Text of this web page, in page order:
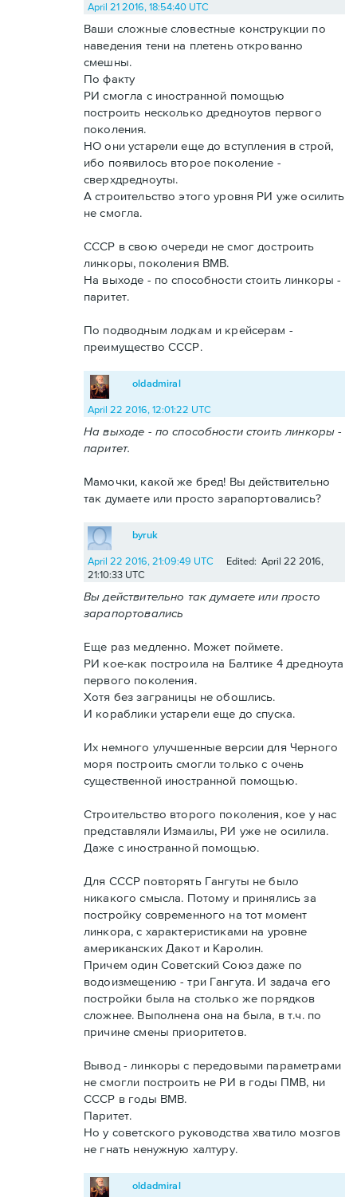
April 21 2016, 18:54:40 UTC
Ваши сложные словестные конструкции по
наведения тени на плетень открованно
смешны.
По факту
РИ смогла с иностранной помощью
построить несколько дредноутов первого
поколения.
НО они устарели еще до вступления в строй,
ибо появилось второе поколение -
сверхдредноуты.
А строительство этого уровня РИ уже осилить
не смогла.
СССР в свою очереди не смог достроить
линкоры, поколения ВМВ.
На выходе - по способности стоить линкоры -
паритет.
По подводным лодкам и крейсерам -
преимущество СССР.
oldadmiral
April 22 2016, 12:01:22 UTC
На выходе - по способности стоить линкоры -
паритет.
Мамочки, какой же бред! Вы действительно
так думаете или просто зарапортовались?
byruk
April 22 2016, 21:09:49 UTC
Edited: April 22 2016,
21:10:33 UTC
Вы действительно так думаете или просто
зарапортовались
Еще раз медленно. Может поймете.
РИ кое-как построила на Балтике 4 дредноута
первого поколения.
Хотя без заграницы не обошлись.
И кораблики устарели еще до спуска.
Их немного улучшенные версии для Черного
моря построить смогли только с очень
существенной иностранной помощью.
Строительство второго поколения, кое у нас
представляли Измаилы, РИ уже не осилила.
Даже с иностранной помощью.
Для СССР повторять Гангуты не было
никакого смысла. Потому и принялись за
постройку современного на тот момент
линкора, с характеристиками на уровне
американских Дакот и Каролин.
Причем один Советский Союз даже по
водоизмещению - три Гангута. И задача его
постройки была на столько же порядков
сложнее. Выполнена она на была, в т.ч. по
причине смены приоритетов.
Вывод - линкоры с передовыми параметрами
не смогли построить не РИ в годы ПМВ, ни
СССР в годы ВМВ.
Паритет.
Но у советского руководства хватило мозгов
не гнать ненужную халтуру.
oldadmiral